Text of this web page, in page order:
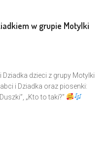
w grupie Motylki
dzieci z grupy Motylki
i Dziadka oraz piosenki:
„Kto to taki?”